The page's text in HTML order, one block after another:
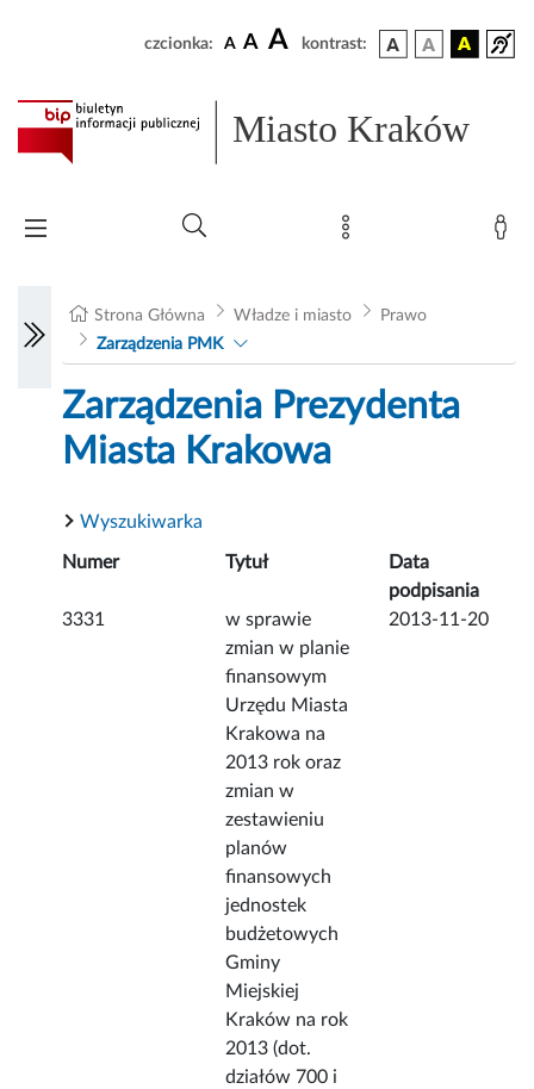
czcionka: A A A kontrast:
Miasto Kraków
Strona Główna Władze i miasto
Prawo
Zarządzenia PMK
Zarządzenia Prezydenta
Miasta Krakowa
Wyszukiwarka
Numer Tytuł
Data
podpisania
3331
w sprawie
zmian w planie
finansowym
Urzędu Miasta
Krakowa na
2013 rok oraz
zmian w
zestawieniu
planów
finansowych
jednostek
budżetowych
Gminy
Miejskiej
Kraków na rok
2013 (dot.
działów 700 i
2013-11-20